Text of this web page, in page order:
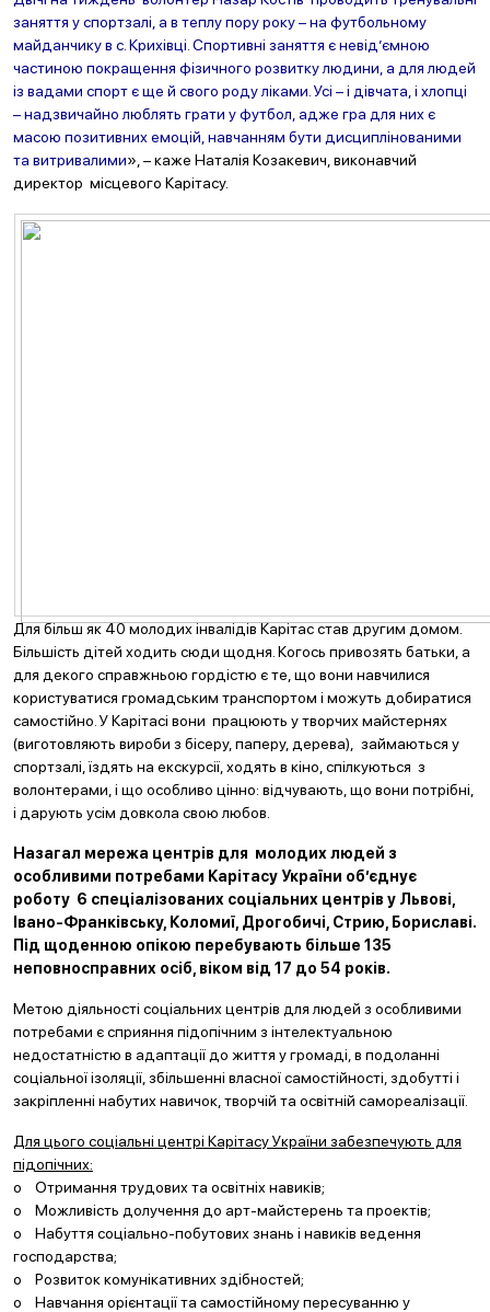
заняття у спортзалі, а в теплу пору року – на футбольному
майданчику в с. Крихівці. Спортивні заняття є невід’ємною
частиною покращення фізичного розвитку людини, а для людей
із вадами спорт є ще й свого роду ліками. Усі – і дівчата, і хлопці
– надзвичайно люблять грати у футбол, адже гра для них є
масою позитивних емоцій, навчанням бути дисциплінованими
та витривалими», – каже Наталія Козакевич, виконавчий
директор місцевого Карітасу.
Для більш як 40 молодих інвалідів Карітас став другим домом.
Більшість дітей ходить сюди щодня. Когось привозять батьки, а
для декого справжньою гордістю є те, що вони навчилися
користуватися громадським транспортом і можуть добиратися
самостійно. У Карітасі вони працюють у творчих майстернях
(виготовляють вироби з бісеру, паперу, дерева), займаються у
спортзалі, їздять на екскурсії, ходять в кіно, спілкуються з
волонтерами, і що особливо цінно: відчувають, що вони потрібні,
і дарують усім довкола свою любов.
Назагал мережа центрів для молодих людей з
особливими потребами Карітасу України об’єднує
роботу 6 спеціалізованих соціальних центрів у Львові,
Івано-Франківську, Коломиї, Дрогобичі, Стрию, Бориславі.
Під щоденною опікою перебувають більше 135
неповносправних осіб, віком від 17 до 54 років.
Метою діяльності соціальних центрів для людей з особливими
потребами є сприяння підопічним з інтелектуальною
недостатністю в адаптації до життя у громаді, в подоланні
соціальної ізоляції, збільшенні власної самостійності, здобутті і
закріпленні набутих навичок, творчій та освітній самореалізації.
Для цього соціальні центрі Карітасу України забезпечують для
підопічних:
o Отримання трудових та освітніх навиків;
o Можливість долучення до арт-майстерень та проектів;
o Набуття соціально-побутових знань і навиків ведення
господарства;
o Розвиток комунікативних здібностей;
o Навчання орієнтації та самостійному пересуванню у